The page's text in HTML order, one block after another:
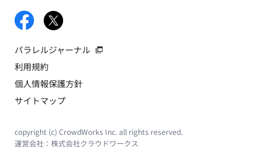
パラレルジャーナル
利用規約
個人情報保護方針
サイトマップ
copyright (c) CrowdWorks Inc. all rights reserved.
運営会社： 株式会社クラウドワークス